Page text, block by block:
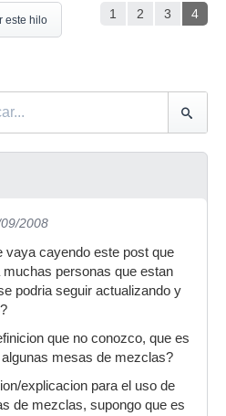
1 2 3 4
este hilo
2008
vaya cayendo este post que
personas que estan
podria seguir actualizando y
que no conozco, que es
mesas de mezclas?
explicacion para el uso de
de mezclas, supongo que es